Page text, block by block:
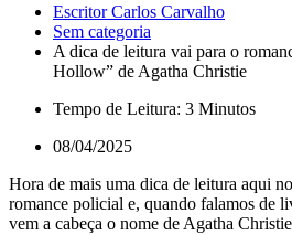
Escritor Carlos Carvalho
Sem categoria
A dica de leitura vai para o
Hollow” de Agatha Christie
Tempo de Leitura: 3 Minutos
08/04/2025
Hora de mais uma dica de leitura aqui
romance policial e, quando falamos de
vem a cabeça o nome de Agatha